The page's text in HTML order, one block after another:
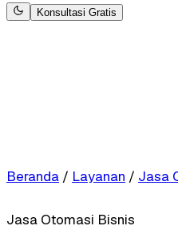
Konsultasi Gratis
Beranda / Layanan / Jasa
Jasa Otomasi Bisnis